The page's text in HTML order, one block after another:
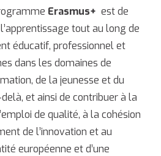
Erasmus+ est de
tout au long de
éducatif, professionnel et
dans les domaines de
de la jeunesse et du
et ainsi de contribuer à la
de qualité, à la cohésion
de l’innovation et au
européenne et d’une